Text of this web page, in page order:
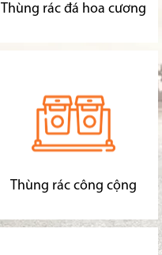
Thùng rác đá hoa cương
Thùng rác công cộng